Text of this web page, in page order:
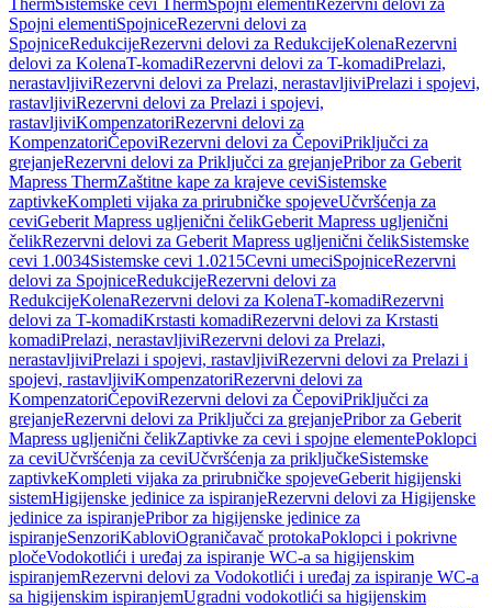
ThermSistemske cevi ThermSpojni elementi Rezervni delovi za
Spojni elementiSpojniceRezervni delovi za
SpojniceRedukcijeRezervni delovi za RedukcijeKolenaRezervni
delovi za KolenaT-komadiRezervni delovi za T-komadiPrelazi,
nerastavljiviRezervni delovi za Prelazi, nerastavljiviPrelazi i spojevi,
rastavljiviRezervni delovi za Prelazi i spojevi,
rastavljiviKompenzatoriRezervni delovi za
KompenzatoriČepoviRezervni delovi za ČepoviPriključci za
grejanjeRezervni delovi za Priključci za grejanjePribor za Geberit
Mapress ThermZaštitne kape za krajeve ceviSistemske
zaptivkeKompleti vijaka za prirubničke spojeveUčvršćenja za
ceviGeberit Mapress ugljenični čelikGeberit Mapress ugljenični
čelikRezervni delovi za Geberit Mapress ugljenični čelikSistemske
cevi 1.0034Sistemske cevi 1.0215Cevni umeciSpojniceRezervni
delovi za SpojniceRedukcijeRezervni delovi za
RedukcijeKolenaRezervni delovi za KolenaT-komadiRezervni
delovi za T-komadiKrstasti komadiRezervni delovi za Krstasti
komadiPrelazi, nerastavljiviRezervni delovi za Prelazi,
nerastavljiviPrelazi i spojevi, rastavljiviRezervni delovi za Prelazi i
spojevi, rastavljiviKompenzatoriRezervni delovi za
KompenzatoriČepoviRezervni delovi za ČepoviPriključci za
grejanjeRezervni delovi za Priključci za grejanjePribor za Geberit
Mapress ugljenični čelikZaptivke za cevi i spojne elementePoklopci
za ceviUčvršćenja za ceviUčvršćenja za priključkeSistemske
zaptivkeKompleti vijaka za prirubničke spojeveGeberit higijenski
sistemHigijenske jedinice za ispiranjeRezervni delovi za Higijenske
jedinice za ispiranjePribor za higijenske jedinice za
ispiranjeSenzoriKabloviOgraničavač protokaPoklopci i pokrivne
pločeVodokotlići i uređaj za ispiranje WC-a sa higijenskim
ispiranjemRezervni delovi za Vodokotlići i uređaj za ispiranje WC-a
sa higijenskim ispiranjemUgradni vodokotlići sa higijenskim